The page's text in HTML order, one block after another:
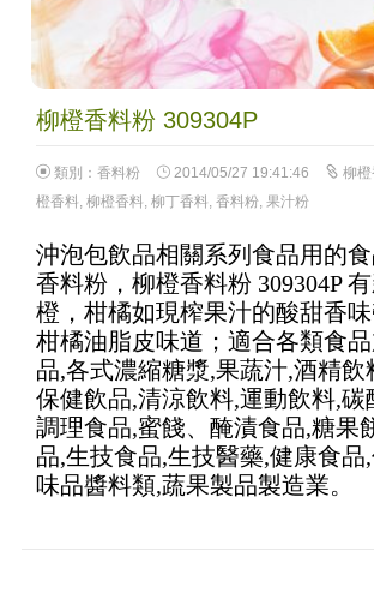
柳橙香料粉 309304P
類別： 香料粉 2014/05/27 19:41:46 柳
橙香料, 柳橙香料, 柳丁香料, 香料粉, 果汁粉
沖泡包飲品相關系列食品用的
香料粉，柳橙香料粉 309304P
橙，柑橘如現榨果汁的酸甜香
柑橘油脂皮味道；適合各類食
品,各式濃縮糖漿,果蔬汁,酒精飲
保健飲品,清涼飲料,運動飲料,碳
調理食品,蜜餞、醃漬食品,糖果
品,生技食品,生技醫藥,健康食品
味品醬料類,蔬果製品製造業。